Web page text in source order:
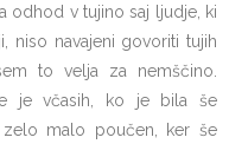
odhod v tujino saj ljudje, ki
niso navajeni govoriti tujih
to velja za nemščino.
je včasih, ko je bila še
zelo malo poučen, ker še